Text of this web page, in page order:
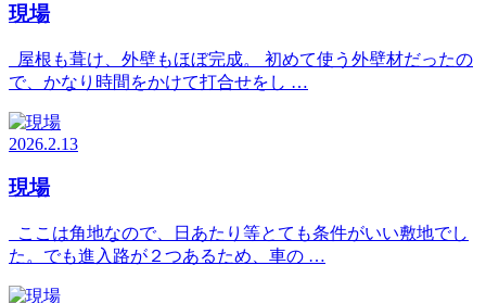
現場
屋根も葺け、外壁もほぼ完成。 初めて使う外壁材だったの
で、かなり時間をかけて打合せをし …
2026.2.13
現場
ここは角地なので、日あたり等とても条件がいい敷地でし
た。でも進入路が２つあるため、車の …